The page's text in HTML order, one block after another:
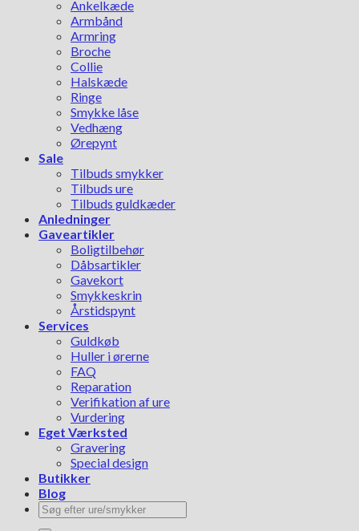
Ankelkæde
Armbånd
Armring
Broche
Collie
Halskæde
Ringe
Smykke låse
Vedhæng
Ørepynt
Sale
Tilbuds smykker
Tilbuds ure
Tilbuds guldkæder
Anledninger
Gaveartikler
Boligtilbehør
Dåbsartikler
Gavekort
Smykkeskrin
Årstidspynt
Services
Guldkøb
Huller i ørerne
FAQ
Reparation
Verifikation af ure
Vurdering
Eget Værksted
Gravering
Special design
Butikker
Blog
Søg
efter: